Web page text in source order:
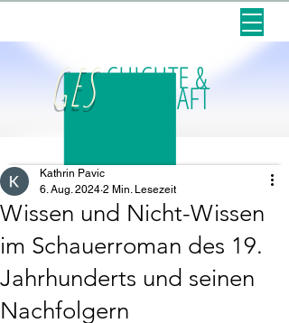
GES ELLSCHAFT
CHICHTE &
Wissen und Nicht-Wissen
im Schauerroman des 19.
Jahrhunderts und seinen
Nachfolgern
Kathrin Pavic
6. Aug. 2024 2 Min. Lesezeit